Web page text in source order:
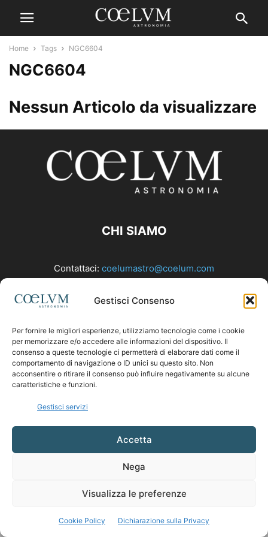
Gestisci Consenso
Per fornire le migliori esperienze, utilizziamo tecnologie come i cookie
per memorizzare e/o accedere alle informazioni del dispositivo. Il
consenso a queste tecnologie ci permetterà di elaborare dati come il
comportamento di navigazione o ID unici su questo sito. Non
acconsentire o ritirare il consenso può influire negativamente su alcune
caratteristiche e funzioni.
Gestisci servizi
Accetta
Nega
Visualizza le preferenze
Cookie Policy Dichiarazione sulla Privacy
Home Tags NGC6604
NGC6604
Nessun Articolo da visualizzare
CHI SIAMO
Contattaci: coelumastro@coelum.com
SEGUICI